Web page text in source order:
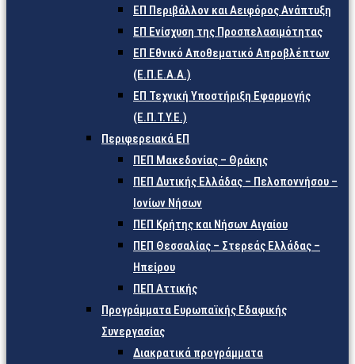
ΕΠ Περιβάλλον και Αειφόρος Ανάπτυξη
ΕΠ Ενίσχυση της Προσπελασιμότητας
ΕΠ Εθνικό Αποθεματικό Απροβλέπτων
(Ε.Π.Ε.Α.Α.)
ΕΠ Τεχνική Υποστήριξη Εφαρμογής
(Ε.Π.Τ.Υ.Ε.)
Περιφερειακά ΕΠ
ΠΕΠ Μακεδονίας – Θράκης
ΠΕΠ Δυτικής Ελλάδας – Πελοποννήσου –
Ιονίων Νήσων
ΠΕΠ Κρήτης και Νήσων Αιγαίου
ΠΕΠ Θεσσαλίας – Στερεάς Ελλάδας –
Ηπείρου
ΠΕΠ Αττικής
Προγράμματα Ευρωπαϊκής Εδαφικής
Συνεργασίας
Διακρατικά προγράμματα